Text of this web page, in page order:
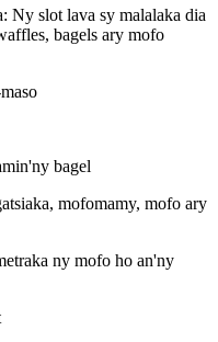
Ny slot lava sy malalaka dia
bagels ary mofo
bagel
mofomamy, mofo ary
ny mofo ho an'ny